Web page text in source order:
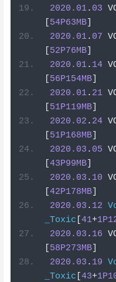
2020.01. 03
54P63MB]
2020.01. 07
52P76MB]
2020.01. 14
56P154MB]
2020.01. 21
51P119MB]
2020.02 . 24
51P168MB]
2020.03 . 05
43P99MB]
2020.03 . 10
42P178MB]
2020.03 . 12
_Toxic 41+
2020.03 . 16
58P273MB]
2020.03 . 19
_Toxic 43+